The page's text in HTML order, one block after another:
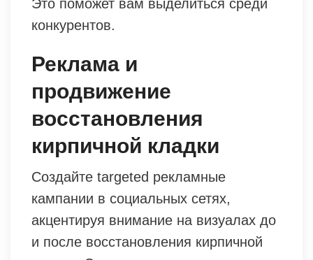
Это поможет вам выделиться среди
конкурентов.
Реклама и
продвижение
восстановления
кирпичной кладки
Создайте targeted рекламные
кампании в социальных сетях,
акцентируя внимание на визуалах до
и после восстановления кирпичной